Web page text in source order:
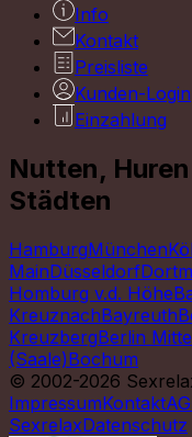
Info
Kontakt
Preisliste
Kunden-Login
Einzahlung
Nutten,
Städten
HamburgMünchen
MainDüsseldorf
Homburg v.d. Höhe
KreuznachBayreuth
KreuzbergBerlin Mitte
(Saale)Bochum
© 2002-2026
ImpressumKontakt
SexrelaxDatenschutz